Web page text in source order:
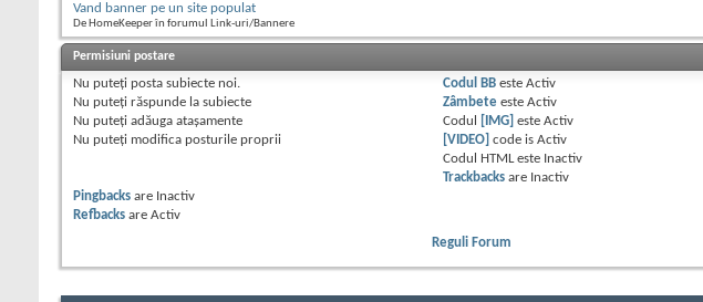
Vand banner pe un site populat
De HomeKeeper în forumul Link-uri/Bannere
Permisiuni postare
Nu puteţi posta subiecte noi.
Nu puteţi răspunde la subiecte
Nu puteţi adăuga ataşamente
Nu puteţi modifica posturile proprii
Codul BB esteActiv
Zâmbete esteActiv
Codul
[IMG] esteActiv
[VIDEO] code isActiv
Codul HTML este Inactiv
Trackbacks are Inactiv
Pingbacks are Inactiv
Refbacks are Activ
Reguli Forum